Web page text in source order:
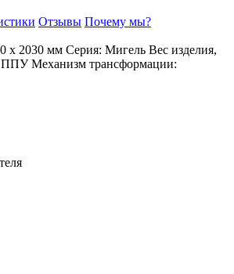
Отзывы Почему мы?
х 2030 мм Серия: Мигель Вес изделия,
ППУ Механизм трансформации: